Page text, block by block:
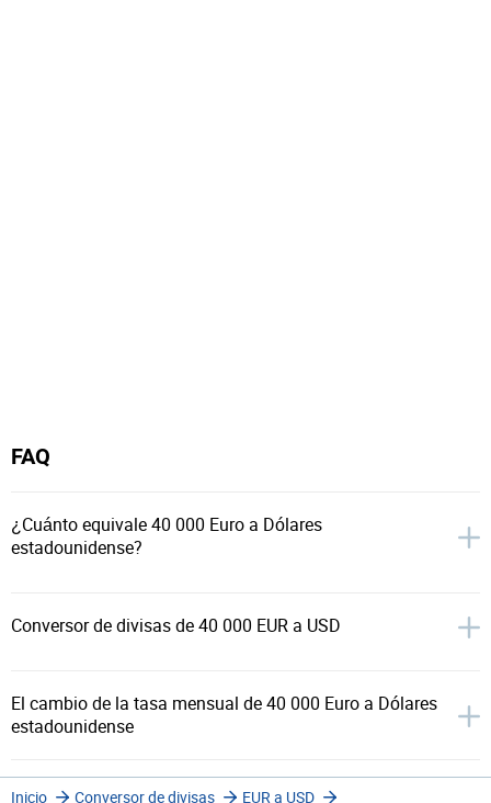
FAQ
¿Cuánto equivale 40 000 Euro a Dólares
estadounidense?
Conversor de divisas de 40 000 EUR a USD
El cambio de la tasa mensual de 40 000 Euro a Dólares
estadounidense
Inicio Conversor de divisas
EUR a USD